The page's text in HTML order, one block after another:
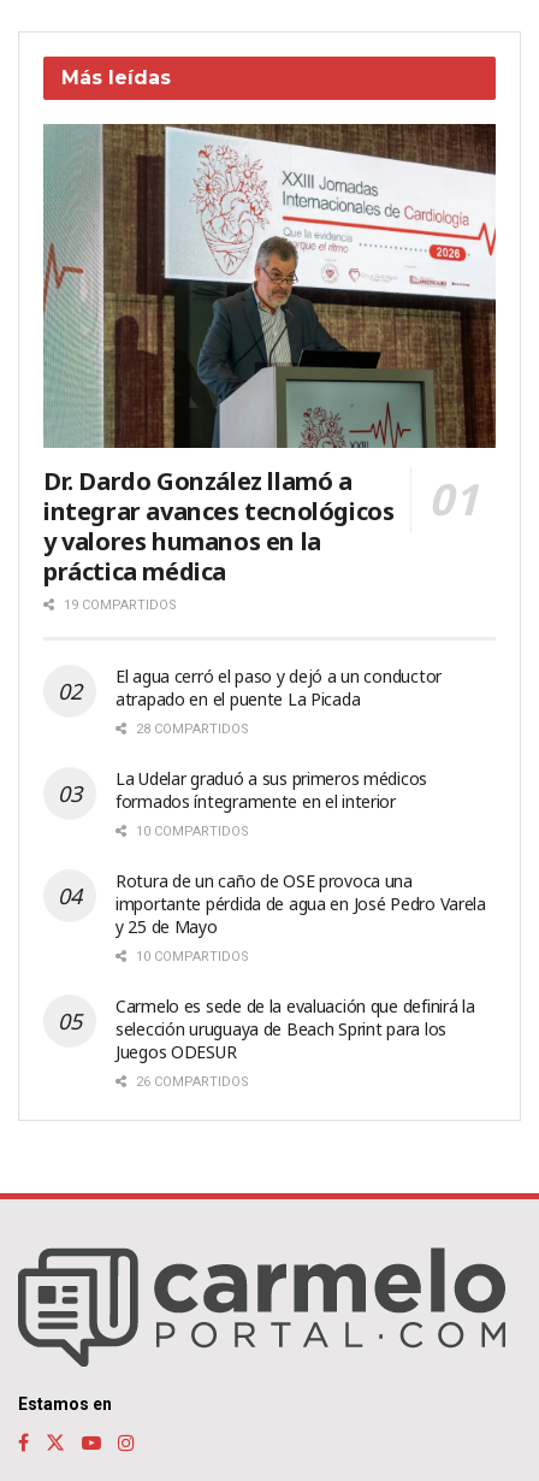
Más leídas
Dr. Dardo González llamó a
integrar avances tecnológicos
y valores humanos en la
práctica médica
19 COMPARTIDOS
El agua cerró el paso y dejó a un conductor
atrapado en el puente La Picada
28 COMPARTIDOS
La Udelar graduó a sus primeros médicos
formados íntegramente en el interior
10 COMPARTIDOS
Rotura de un caño de OSE provoca una
importante pérdida de agua en José Pedro Varela
y 25 de Mayo
10 COMPARTIDOS
Carmelo es sede de la evaluación que definirá la
selección uruguaya de Beach Sprint para los
Juegos ODESUR
26 COMPARTIDOS
Estamos en